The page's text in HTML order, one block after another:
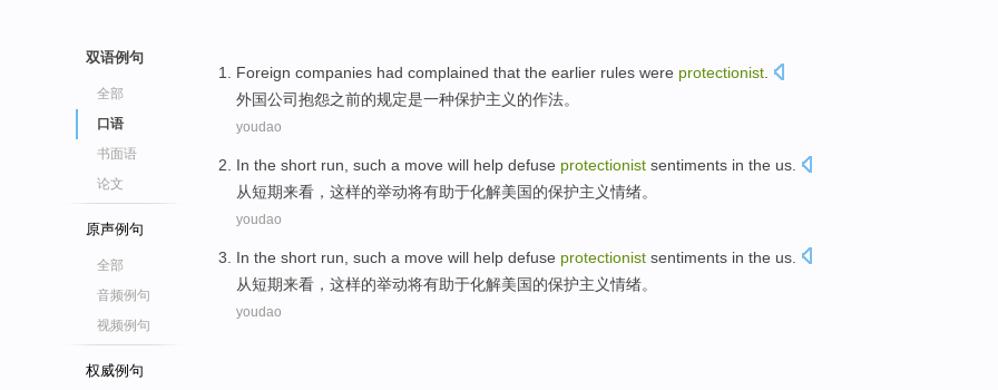
双语例句
全部
口语
书面语
论文
原声例句
全部
音频例句
视频例句
权威例句
Foreign companies had complained that the earlier rules were protectionist
外国公司抱怨之前的规定是一种保护主义的作法。
youdao
In the short run such a move will help defuse protectionist sentiments in the us
从短期来看 ， 这样的举动将有助于化解美国的保护主义情绪。
youdao
In the short run such a move will help defuse protectionist sentiments in the us
从短期来看 ， 这样的举动将有助于化解美国的保护主义情绪。
youdao